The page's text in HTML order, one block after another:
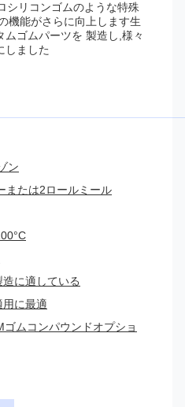
シリコンゴムのような特殊
機能がさらに向上します生
ゴムパーツを 製造し,様々
しました
ン
または2ロールミール
に適している
用に最適
ムコンパウンドオプショ